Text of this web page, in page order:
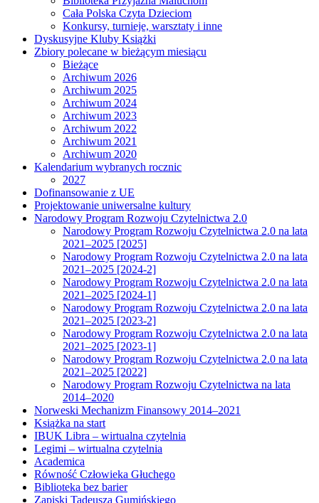
Cała Polska Czyta Dzieciom
Konkursy, turnieje, warsztaty i inne
Dyskusyjne Kluby Książki
Zbiory polecane w bieżącym miesiącu
Bieżące
Archiwum 2026
Archiwum 2025
Archiwum 2024
Archiwum 2023
Archiwum 2022
Archiwum 2021
Archiwum 2020
Kalendarium wybranych rocznic
2027
Dofinansowanie z UE
Projektowanie uniwersalne kultury
Narodowy Program Rozwoju Czytelnictwa 2.0
Narodowy Program Rozwoju Czytelnictwa 2.0 na lata
2021–2025 [2025]
Narodowy Program Rozwoju Czytelnictwa 2.0 na lata
2021–2025 [2024-2]
Narodowy Program Rozwoju Czytelnictwa 2.0 na lata
2021–2025 [2024-1]
Narodowy Program Rozwoju Czytelnictwa 2.0 na lata
2021–2025 [2023-2]
Narodowy Program Rozwoju Czytelnictwa 2.0 na lata
2021–2025 [2023-1]
Narodowy Program Rozwoju Czytelnictwa 2.0 na lata
2021–2025 [2022]
Narodowy Program Rozwoju Czytelnictwa na lata
2014–2020
Norweski Mechanizm Finansowy 2014–2021
Książka na start
IBUK Libra – wirtualna czytelnia
Legimi – wirtualna czytelnia
Academica
Równość Człowieka Głuchego
Biblioteka bez barier
Zapiski Tadeusza Gumińskiego